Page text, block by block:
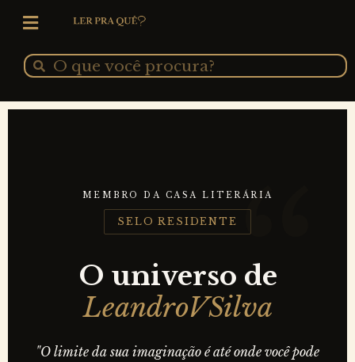
para
conteúdo
Pesquisar
Pesquisar
MEMBRO DA CASA LITERÁRIA
SELO RESIDENTE
O universo de
LeandroVSilva
"O limite da sua imaginação é até onde você pode